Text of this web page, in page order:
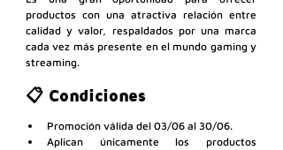
productos con una atractiva relación entre
calidad y valor, respaldados por una marca
cada vez más presente en el mundo gaming y
streaming.
📋 Condiciones
Promoción válida del 03/06 al 30/06.
Aplican únicamente los productos